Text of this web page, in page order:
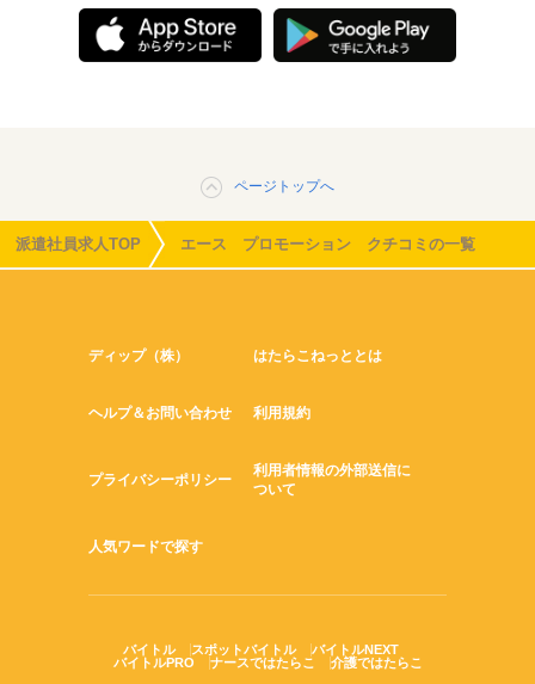
ページトップへ
派遣社員求人TOP エース プロモーション クチコミの一覧
ディップ（株） はたらこねっととは
ヘルプ＆お問い合わせ 利用規約
プライバシーポリシー
利用者情報の外部送信に
ついて
人気ワードで探す
バイトル スポットバイトル
バイトルNEXT
バイトルPRO
ナースではたらこ 介護ではたらこ